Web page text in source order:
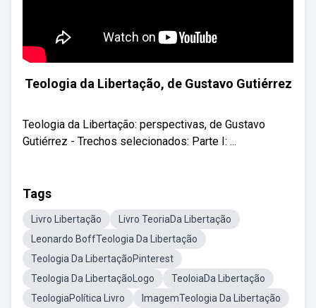
Teologia da Libertação, de Gustavo Gutiérrez
Teologia da Libertação: perspectivas, de Gustavo
Gutiérrez - Trechos selecionados: Parte I: ...
Tags
Livro Libertação
Livro TeoriaDa Libertação
Leonardo BoffTeologia Da Libertação
Teologia Da LibertaçãoPinterest
Teologia Da LibertaçãoLogo
TeoloiaDa Libertação
TeologiaPolítica Livro
ImagemTeologia Da Libertação